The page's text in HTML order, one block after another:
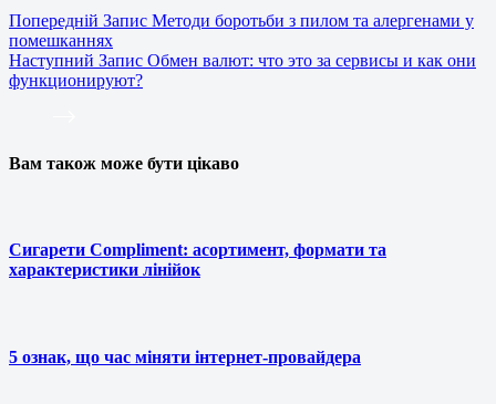
Попередній Запис Методи боротьби з пилом та алергенами у
помешканнях
Наступний Запис Обмен валют: что это за сервисы и как они
функционируют?
Вам також може бути цікаво
Сигарети Compliment: асортимент, формати та
характеристики лінійок
5 ознак, що час міняти інтернет-провайдера